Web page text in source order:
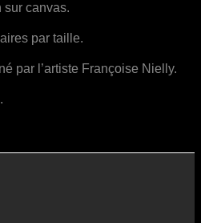
sur canvas.
par taille.
par l’artiste Françoise Nielly.